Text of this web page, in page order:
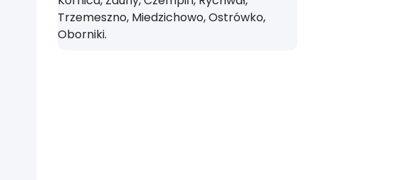
Trzemeszno, Miedzichowo, Ostrówko,
Oborniki.